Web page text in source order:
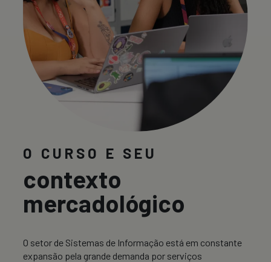
O CURSO E SEU
contexto
mercadológico
O setor de Sistemas de Informação está em constante
expansão pela grande demanda por serviços